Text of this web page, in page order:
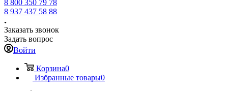
8 800 350 79 78
8 937 437 58 88
Заказать звонок
Задать вопрос
Войти
Корзина0
Избранные товары0